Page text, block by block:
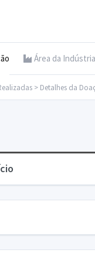
Área da Indústria
> Detalhes da